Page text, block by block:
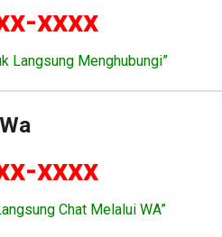
xxxx
Langsung Menghubungi”
xxxx
Chat Melalui WA”